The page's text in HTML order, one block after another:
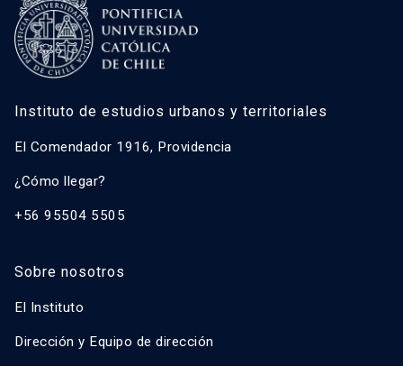
Instituto de estudios urbanos y territoriales
El Comendador 1916, Providencia
¿Cómo llegar?
+56 95504 5505
Sobre nosotros
El Instituto
Dirección y Equipo de dirección